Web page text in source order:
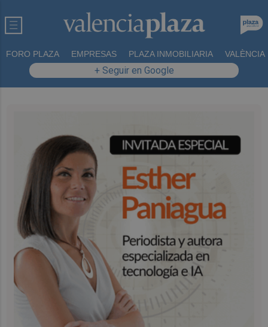
FORO PLAZA EMPRESAS PLAZA INMOBILIARIA VALÈNCIA
+ Seguir en Google